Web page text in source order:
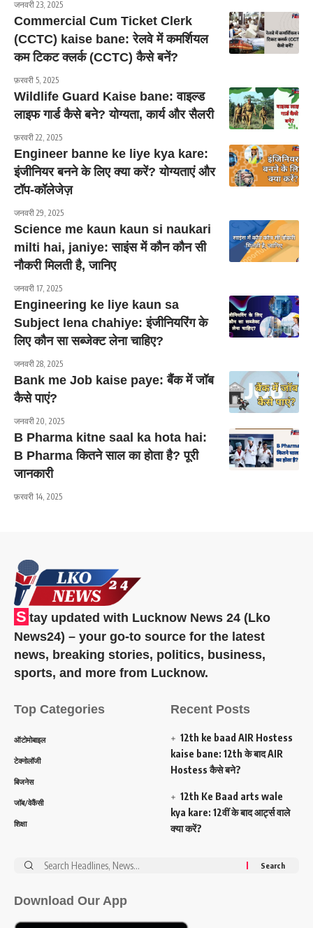
जनवरी 23, 2025
Commercial Cum Ticket Clerk
(CCTC) kaise bane: रेलवे में कमर्शियल
कम टिकट क्लर्क (CCTC) कैसे बनें?
फ़रवरी 5, 2025
Wildlife Guard Kaise bane: वाइल्ड
लाइफ गार्ड कैसे बने? योग्यता, कार्य और सैलरी
फ़रवरी 22, 2025
Engineer banne ke liye kya kare:
इंजीनियर बनने के लिए क्या करें? योग्यताएं और
टॉप-कॉलेजेज़
जनवरी 29, 2025
Science me kaun kaun si naukari
milti hai, janiye: साइंस में कौन कौन सी
नौकरी मिलती है, जानिए
जनवरी 17, 2025
Engineering ke liye kaun sa
Subject lena chahiye: इंजीनियरिंग के
लिए कौन सा सब्जेक्ट लेना चाहिए?
जनवरी 28, 2025
Bank me Job kaise paye: बैंक में जॉब
कैसे पाएं?
जनवरी 20, 2025
B Pharma kitne saal ka hota hai:
B Pharma कितने साल का होता है? पूरी
जानकारी
फ़रवरी 14, 2025
S tay updated with Lucknow News 24 (Lko
News24) – your go-to source for the latest
news, breaking stories, politics, business,
sports, and more from Lucknow.
Top Categories
ऑटोमोबाइल
टेक्नोलॉजी
बिजनेस
जॉब/वेकैंसी
शिक्षा
Recent Posts
12th ke baad AIR Hostess
kaise bane: 12th के बाद AIR
Hostess कैसे बने?
12th Ke Baad arts wale
kya kare: 12वीं के बाद आर्ट्स वाले
क्या करें?
Search
Download Our App